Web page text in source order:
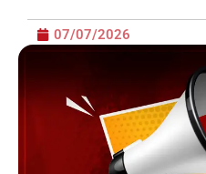
07/07/2026